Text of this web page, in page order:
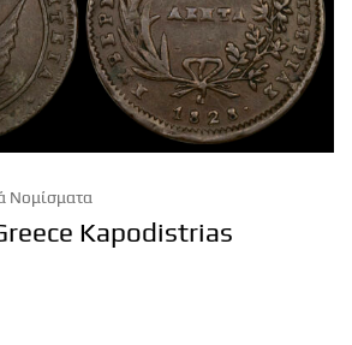
Νομίσματα
Kapodistrias